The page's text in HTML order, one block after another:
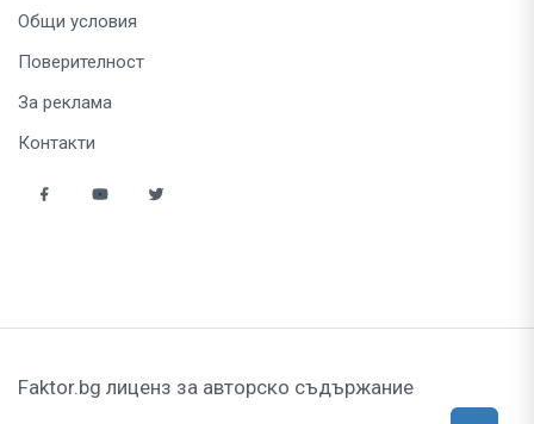
Общи условия
Поверителност
За реклама
Контакти
Faktor.bg лиценз за авторско съдържание